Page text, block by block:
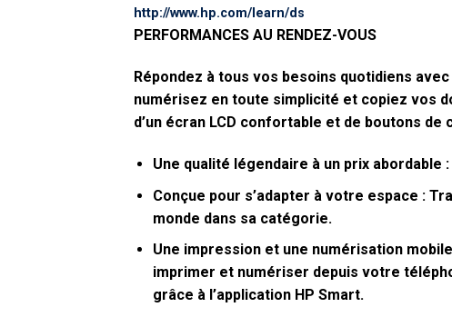
http://www.hp.com/learn/ds
PERFORMANCES AU RENDEZ-VOUS
Répondez à tous vos besoins quotidiens avec
numérisez en toute simplicité et copiez vos
d’un écran LCD confortable et de boutons de
Une qualité légendaire à un prix abordable :
Conçue pour s’adapter à votre espace :
monde dans sa catégorie.
Une impression et une numérisation
imprimer et numériser depuis votre
grâce à l’application HP Smart.